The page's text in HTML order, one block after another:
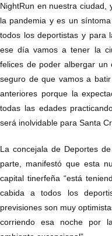
NightRun en nuestra
la pandemia y es un
todos los deportistas y para
ese día vamos a tener la
felices de poder albergar
seguro de que vamos a
anteriores porque la
todas las edades
será inolvidable para Santa
La concejala de Deportes
parte, manifestó que esta
capital tinerfeña “está
cabida a todos los
previsiones son muy
corriendo esa noche por